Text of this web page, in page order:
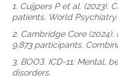
1. Cuijpers P et al. (2023).
patients. World Psychiatry.
2. Cambridge Core
9,873 participants.
3. ВООЗ. ICD-11: Mental,
disorders.